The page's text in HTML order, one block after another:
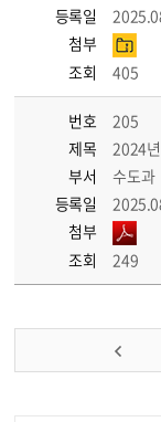
등록일
첨부
조회
405
번호
205
제목
2024
부서
수도과
등록일
첨부
조회
249